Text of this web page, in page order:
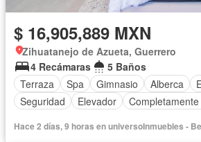
$ 16,905,889 MXN
Zihuatanejo de Azueta, Guerrero
4 Recámaras
5 Baños
Terraza
Spa Gimnasio Alberca
Seguridad
Elevador
Hace 2 días, 9 horas en universoInmuebles -